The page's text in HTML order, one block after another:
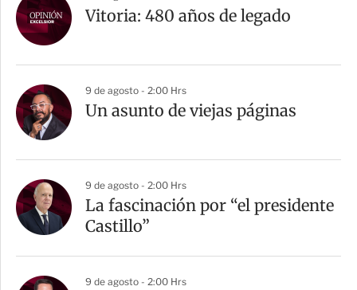
Vitoria: 480 años de legado
9 de agosto - 2:00 Hrs
Un asunto de viejas páginas
9 de agosto - 2:00 Hrs
La fascinación por “el presidente
Castillo”
9 de agosto - 2:00 Hrs